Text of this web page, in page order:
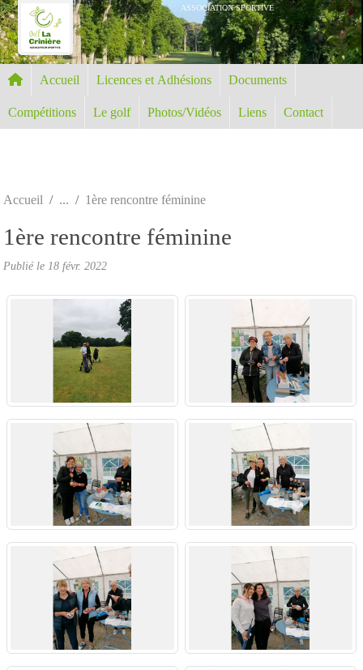
ASSOCIATION SPORTIVE
Accueil Licences et Adhésions Documents
Compétitions Le golf Photos/Vidéos Liens Contact
Accueil 1ère rencontre féminine
1ère rencontre féminine
Publié le 18 févr. 2022
Panneau de gestion des cookies